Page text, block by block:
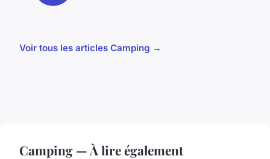
Voir tous les articles Camping →
Camping — À lire également